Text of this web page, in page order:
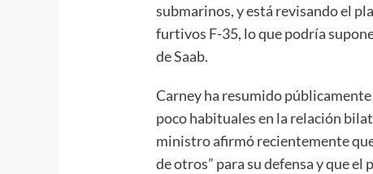
submarinos, y está revisando el
furtivos F-35, lo que podría
de Saab.
Carney ha resumido
poco habituales en la relación
ministro afirmó recientemente
de otros” para su defensa y que el